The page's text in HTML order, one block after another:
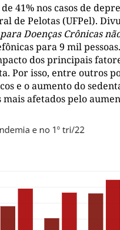
41% nos casos de
de Pelotas (UFPel).
Doenças Crônicas
para 9 mil pessoas.
dos principais
Por isso, entre outros
e o aumento do
afetados pelo